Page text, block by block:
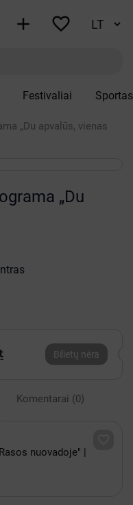
 
Festivaliai Sportas
„Du apvalūs, vienas
„Du
Bilietų nėra
Komentarai (0)
nuovadoje" |